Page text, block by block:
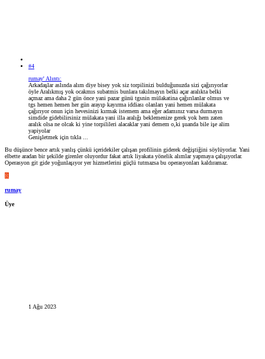
#4
rumay' Alıntı:
Arkadaşlar aslında alım diye bisey yok siz torpilinizi bulduğunuzda sizi çağırıyorlar
öyle Aralıkmış yok ocakmıs subatmis bunlara takılmayın belki açar aralıkta belki
açmaz ama daha 2 gün önce yani pazar günü tgsnin mülakatina çağırılanlar olmus ve
tgs hemen hemen her gün arayıp kayırma iddiası olanları yani hemen mülakata
çağırıyor onun için hevesinizi kırmak istemem ama eğer adamınız varsa durmayın
simdide gidebilirsiniz mülakata yani illa aralığı beklemenize gerek yok hem zaten
aralık olsa ne olcak ki yine torpilileri alacaklar yani demem o,ki şuanda bile işe alim
yapiyolar
Genişletmek için tıkla ...
Bu düşünce bence artık yanlış çünkü içeridekiler çalışan profilinin giderek değiştiğini söylüyorlar. Yani
elbette aradan bir şekilde girenler oluyordur fakat artık liyakata yönelik alımlar yapmaya çalışıyorlar.
Operasyon git gide yoğunlaşıyor yer hizmetlerini güçlü tutmazsa bu operasyonları kaldıramaz.
R
rumay
Üye
1 Ağu 2023